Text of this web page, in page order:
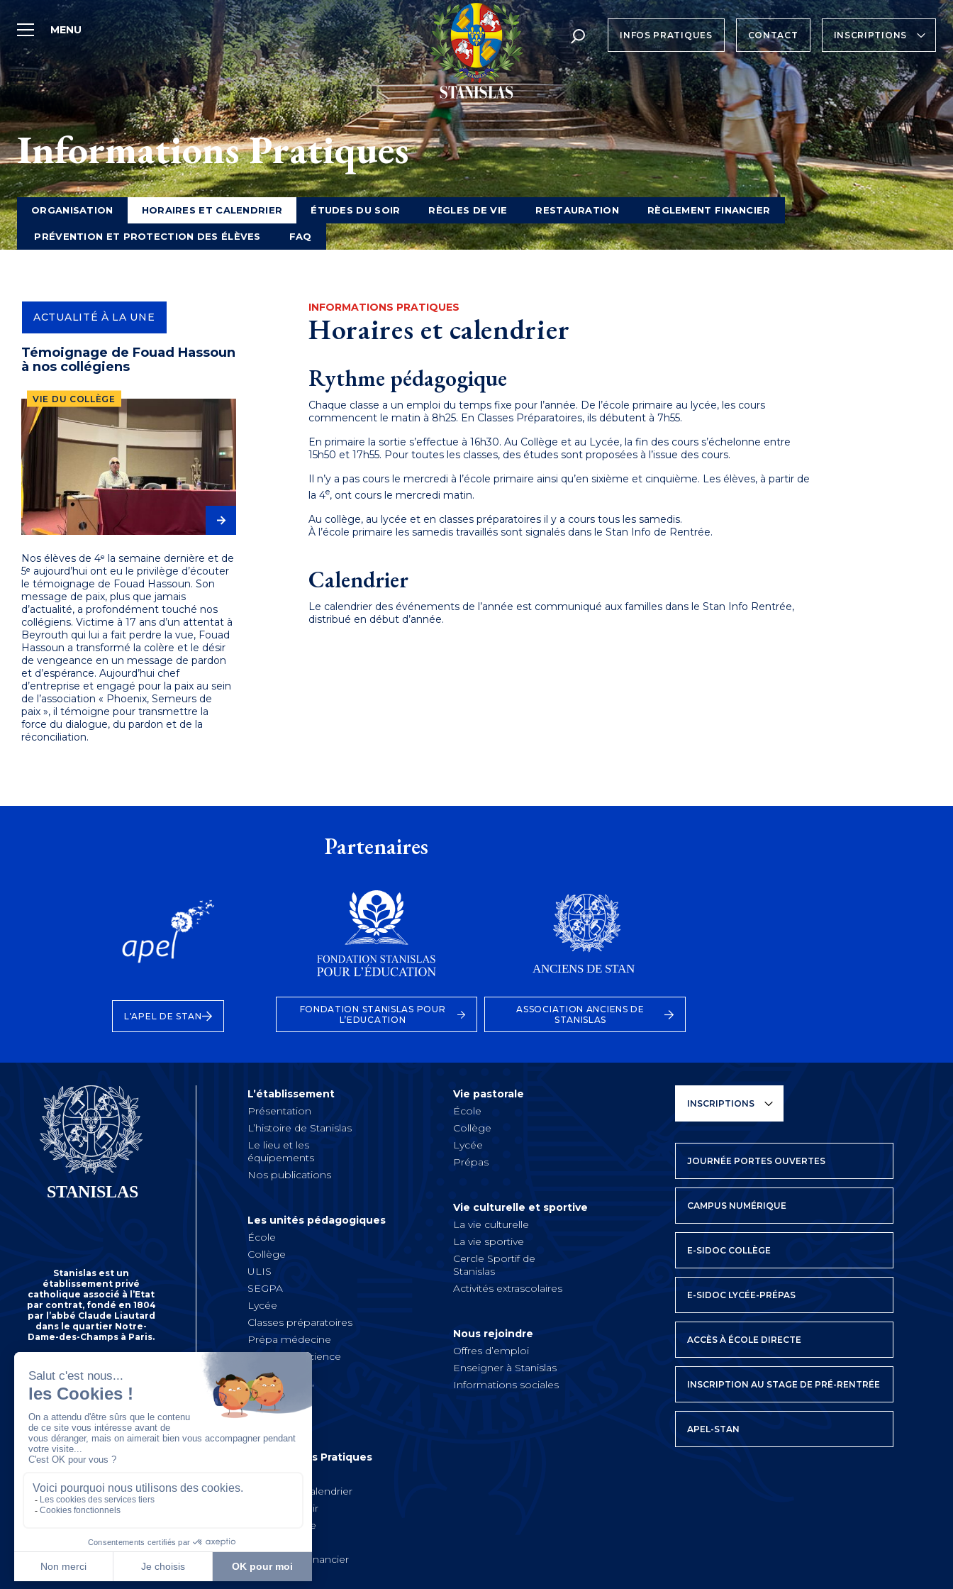
MENU INFOS PRATIQUES CONTACT INSCRIPTIONS
Informations Pratiques
ORGANISATION HORAIRES ET CALENDRIER ÉTUDES DU SOIR RÈGLES DE VIE RESTAURATION RÈGLEMENT FINANCIER
PRÉVENTION ET PROTECTION DES ÉLÈVES FAQ
ACTUALITÉ À LA UNE
Témoignage de Fouad Hassoun
à nos collégiens
VIE DU COLLÈGE
Nos élèves de 4ᵉ la semaine dernière et de
5ᵉ aujourd’hui ont eu le privilège d’écouter
le témoignage de Fouad Hassoun. Son
message de paix, plus que jamais
d’actualité, a profondément touché nos
collégiens. Victime à 17 ans d’un attentat à
Beyrouth qui lui a fait perdre la vue, Fouad
Hassoun a transformé la colère et le désir
de vengeance en un message de pardon
et d’espérance. Aujourd’hui chef
d’entreprise et engagé pour la paix au sein
de l’association « Phoenix, Semeurs de
paix », il témoigne pour transmettre la
force du dialogue, du pardon et de la
réconciliation.
INFORMATIONS PRATIQUES
Horaires et calendrier
Rythme pédagogique
Chaque classe a un emploi du temps fixe pour l’année. De l’école primaire au lycée, les cours
commencent le matin à 8h25. En Classes Préparatoires, ils débutent à 7h55.
En primaire la sortie s’effectue à 16h30. Au Collège et au Lycée, la fin des cours s’échelonne entre
15h50 et 17h55. Pour toutes les classes, des études sont proposées à l’issue des cours.
Il n’y a pas cours le mercredi à l’école primaire ainsi qu’en sixième et cinquième. Les élèves, à partir de
la 4e, ont cours le mercredi matin.
Au collège, au lycée et en classes préparatoires il y a cours tous les samedis.
À l’école primaire les samedis travaillés sont signalés dans le Stan Info de Rentrée.
Calendrier
Le calendrier des événements de l’année est communiqué aux familles dans le Stan Info Rentrée,
distribué en début d’année.
Partenaires
L'APEL DE STAN
FONDATION STANISLAS POUR
L’EDUCATION
ASSOCIATION ANCIENS DE
STANISLAS
Stanislas est un
établissement privé
catholique associé à l’Etat
par contrat, fondé en 1804
par l’abbé Claude Liautard
dans le quartier Notre-
Dame-des-Champs à Paris.
Champs 75279 Paris Cedex 06
Tel : 01 42 84 88 00
L’établissement
Présentation
L’histoire de Stanislas
Le lieu et les
équipements
Nos publications
Les unités pédagogiques
École
Collège
ULIS
SEGPA
Lycée
Classes préparatoires
Prépa médecine
Bachelor « Science
Politique,
Géopolitique,
Humanités »
Internats
Informations Pratiques
Horaires et calendrier
Études du soir
Règles de Vie
Règlement financier
Vie pastorale
École
Collège
Lycée
Prépas
Vie culturelle et sportive
La vie culturelle
La vie sportive
Cercle Sportif de
Stanislas
Activités extrascolaires
Nous rejoindre
Offres d’emploi
Enseigner à Stanislas
Informations sociales
INSCRIPTIONS
JOURNÉE PORTES OUVERTES
CAMPUS NUMÉRIQUE
E-SIDOC COLLÈGE
E-SIDOC LYCÉE-PRÉPAS
ACCÈS À ÉCOLE DIRECTE
INSCRIPTION AU STAGE DE PRÉ-RENTRÉE
APEL-STAN